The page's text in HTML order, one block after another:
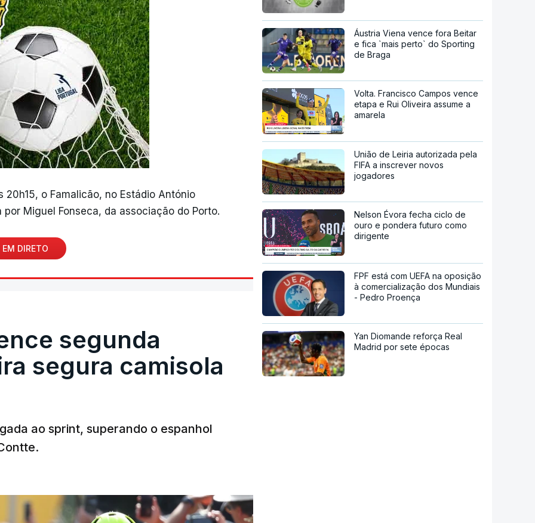
o Famalicão, no Estádio António
Miguel Fonseca, da associação do Porto.
EM DIRETO
segunda
segura camisola
ao sprint, superando o espanhol
Áustria Viena vence fora Beitar
e fica `mais perto` do Sporting
de Braga
Volta. Francisco Campos vence
etapa e Rui Oliveira assume a
amarela
União de Leiria autorizada pela
FIFA a inscrever novos
jogadores
Nelson Évora fecha ciclo de
ouro e pondera futuro como
dirigente
FPF está com UEFA na oposição
à comercialização dos Mundiais
- Pedro Proença
Yan Diomande reforça Real
Madrid por sete épocas